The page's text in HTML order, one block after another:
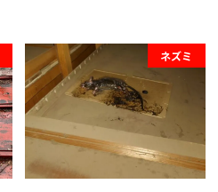
ネズミ